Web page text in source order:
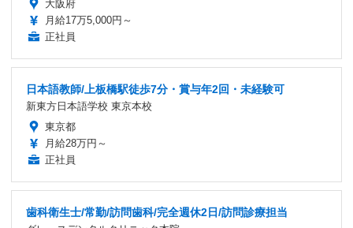
大阪府
月給17万5,000円～
正社員
日本語教師/上板橋駅徒歩7分・賞与年2回・未経験可
新東方日本語学校 東京本校
東京都
月給28万円～
正社員
歯科衛生士/常勤/訪問歯科/完全週休2日/訪問診療担当